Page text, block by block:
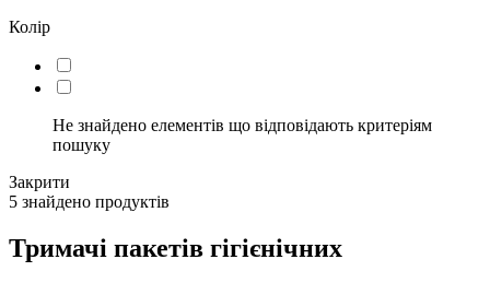
Колір
Не знайдено елементів що відповідають критеріям
пошуку
Закрити
5 знайдено продуктів
Тримачі пакетів гігієнічних